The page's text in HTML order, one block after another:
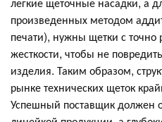
произведенных методом
печати), нужны щетки с точно
жесткости, чтобы не
изделия. Таким образом,
рынке технических щеток
Успешный поставщик должен